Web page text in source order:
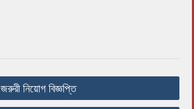
জরুরী নিয়োগ বিজ্ঞপ্তি